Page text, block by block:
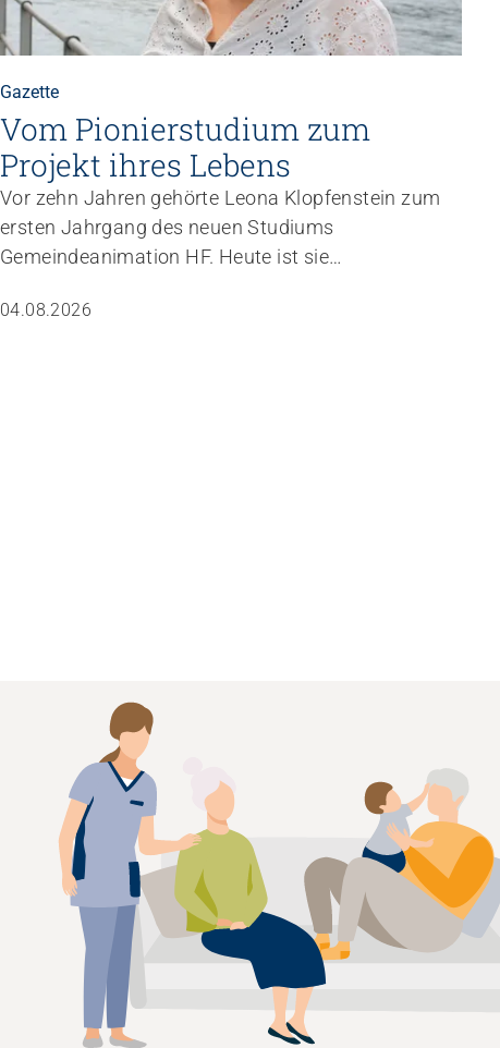
Gazette
Vom Pionierstudium zum
Projekt ihres Lebens
Vor zehn Jahren gehörte Leona Klopfenstein zum
ersten Jahrgang des neuen Studiums
Gemeindeanimation HF. Heute ist sie
Blauring Schweiz. Nachdem sie einen Anlass der
04.08.2026